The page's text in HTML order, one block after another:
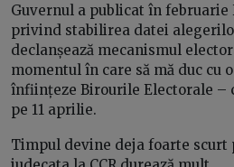
Guvernul a publicat în februarie
privind stabilirea datei
declanșează mecanismul
momentul în care să mă duc cu
înființeze Birourile Electorale –
pe 11 aprilie.
Timpul devine deja foarte scurt